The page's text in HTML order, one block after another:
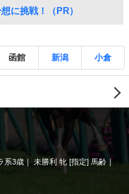
に挑戦！（PR）
函館 新潟 小倉
系3歳
未勝利 牝 [指定] 馬齢